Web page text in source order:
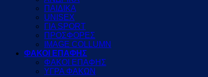
ΠΑΙΔΙΚΑ
UNISEX
ΓΙΑ SPORT
ΠΡΟΣΦΟΡΕΣ
IMAGE COLLUMN
ΦΑΚΟΙ ΕΠΑΦΗΣ
ΦΑΚΟΙ ΕΠΑΦΗΣ
ΥΓΡΑ ΦΑΚΩΝ